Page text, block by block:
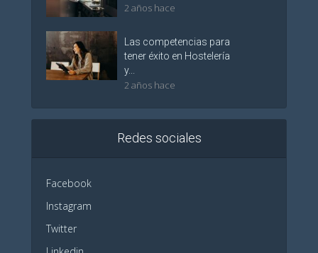
2 años hace
Las competencias para
tener éxito en Hostelería
y...
2 años hace
Redes sociales
Facebook
Instagram
Twitter